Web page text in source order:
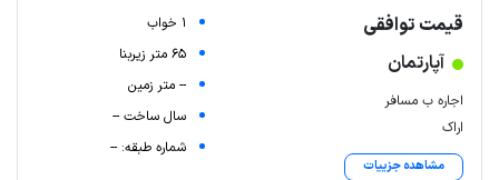
قیمت توافقی
آپارتمان
اجاره ب مسافر
اراک
مشاهده جزییات
1 خواب
65 متر زیربنا
-- متر زمین
سال ساخت --
شماره طبقه: --